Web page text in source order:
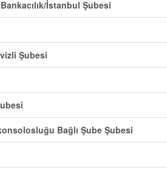
İstanbul Şubesi
Şubesi
Bağlı Şube Şubesi